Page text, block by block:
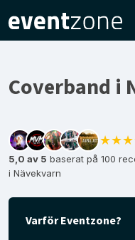
Coverband i
5,0 av 5 baserat på 100
i Nävekvarn
Varför Eventzone?